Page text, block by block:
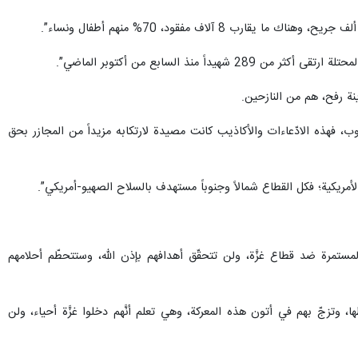
طهران / 16 كانون الاول /ديسمبر/ارنا- أكدت حركة المقاومة الإسلامية حماس أن الاحتلال الإسرائيلي النازي يُواصل حربة العدوانية على قطاع غزة لليوم الـ 71 تواليًا مستخدماً فيها كل أنواع